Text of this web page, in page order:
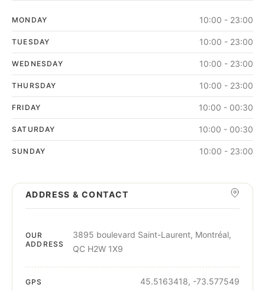
MONDAY 10:00 - 23:00
TUESDAY 10:00 - 23:00
WEDNESDAY 10:00 - 23:00
THURSDAY 10:00 - 23:00
FRIDAY 10:00 - 00:30
SATURDAY 10:00 - 00:30
SUNDAY 10:00 - 23:00
ADDRESS & CONTACT
OUR
ADDRESS
3895 boulevard Saint-Laurent, Montréal,
QC H2W 1X9
GPS 45.5163418, -73.577549